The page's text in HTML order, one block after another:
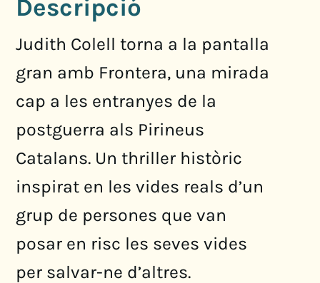
Descripció
Judith Colell torna a la pantalla
gran amb Frontera, una mirada
cap a les entranyes de la
postguerra als Pirineus
Catalans. Un thriller històric
inspirat en les vides reals d’un
grup de persones que van
posar en risc les seves vides
per salvar-ne d’altres.